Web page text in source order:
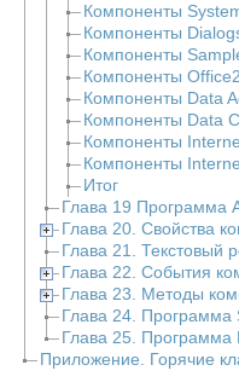
Компоненты
Компоненты
Компоненты
Компоненты
Компоненты Data
Компоненты Data
Компоненты
Компоненты
Итог
Глава 19 Программа
Глава 20. Свойства
Глава 21. Текстовый
Глава 22. События
Глава 23. Методы
Глава 24. Программа
Глава 25. Программа
Приложение. Горячие